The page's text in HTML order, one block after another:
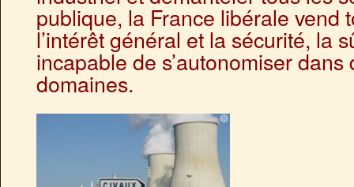
publique, la France libérale vend
l’intérêt général et la sécurité, la
incapable de s’autonomiser
domaines.